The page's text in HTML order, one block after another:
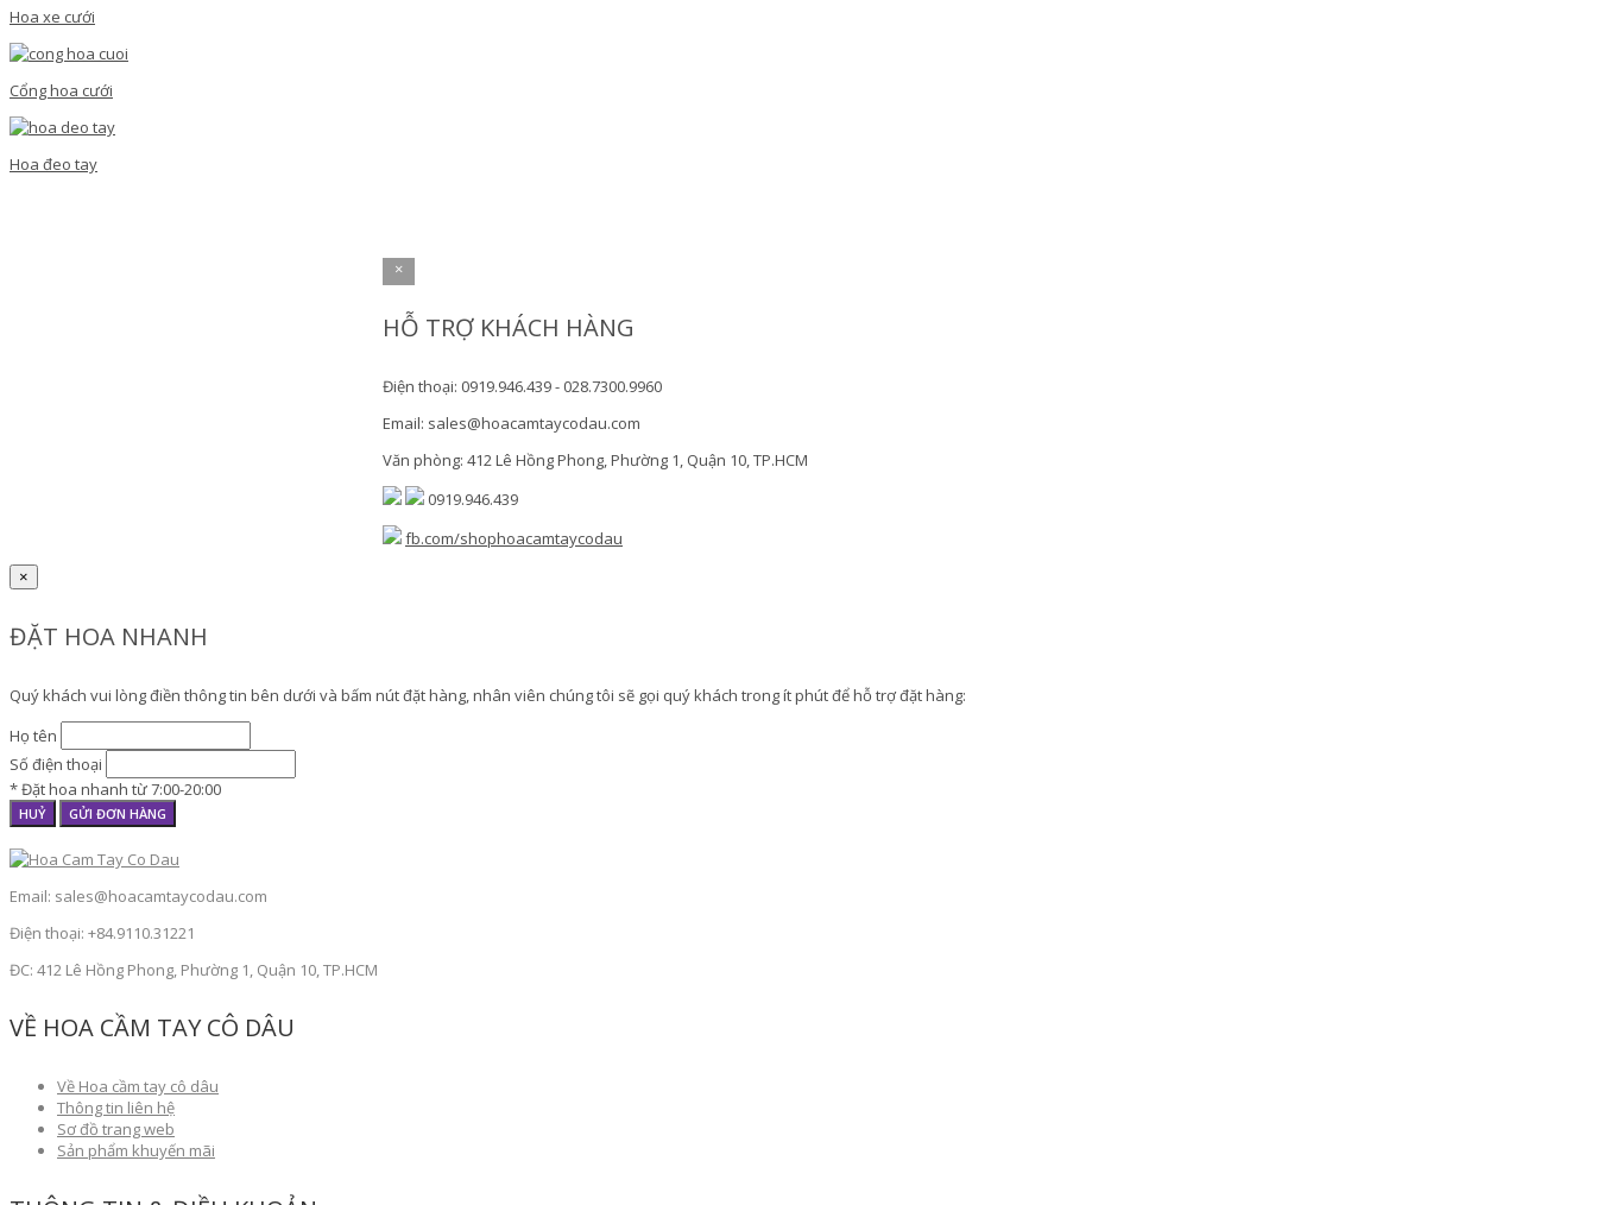
Hoa xe cưới
Cổng hoa cưới
Hoa đeo tay
×
HỖ TRỢ KHÁCH HÀNG
Điện thoại: 0919.946.439 - 028.7300.9960
Email: sales@hoacamtaycodau.com
Văn phòng: 412 Lê Hồng Phong, Phường 1, Quận 10, TP.HCM
0919.946.439
fb.com/shophoacamtaycodau
×
ĐẶT HOA NHANH
Quý khách vui lòng điền thông tin bên dưới và bấm nút đặt hàng, nhân viên chúng tôi sẽ gọi quý khách trong ít phút để hỗ trợ đặt hàng:
Họ tên
Số điện thoại
* Đặt hoa nhanh từ 7:00-20:00
HUỶ GỬI ĐƠN HÀNG
Email: sales@hoacamtaycodau.com
Điện thoại: +84.9110.31221
ĐC: 412 Lê Hồng Phong, Phường 1, Quận 10, TP.HCM
VỀ HOA CẦM TAY CÔ DÂU
Về Hoa cầm tay cô dâu
Thông tin liên hệ
Sơ đồ trang web
Sản phẩm khuyến mãi